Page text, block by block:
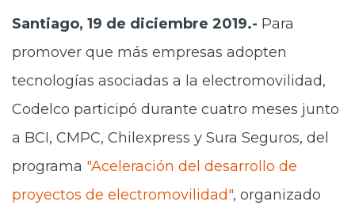
Santiago, 19 de diciembre 2019.- Para
promover que más empresas adopten
tecnologías asociadas a la electromovilidad,
Codelco participó durante cuatro meses junto
a BCI, CMPC, Chilexpress y Sura Seguros, del
programa "Aceleración del desarrollo de
proyectos de electromovilidad", organizado